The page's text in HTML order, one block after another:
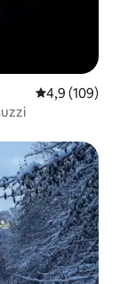
Gemiddelde
4,9 (109)